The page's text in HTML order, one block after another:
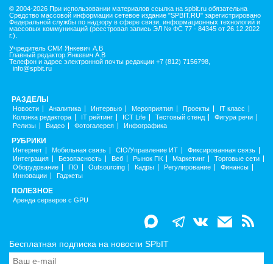
© 2004-2026 При использовании материалов ссылка на spbit.ru обязательна
Средство массовой информации сетевое издание "SPBIT.RU" зарегистрировано
Федеральной службы по надзору в сфере связи, информационных технологий и
массовых коммуникаций (реестровая запись ЭЛ № ФС 77 - 84345 от 26.12.2022
г.).
Учредитель СМИ Янкевич А.В
Главный редактор Янкевич А.В
Телефон и адрес электронной почты редакции +7 (812) 7156798,
info@spbit.ru
РАЗДЕЛЫ
Новости Аналитика Интервью Мероприятия Проекты
IT класс
Колонка редактора
IT рейтинг ICT Life Тестовый стенд
Фигура речи
Релизы
Видео Фотогалерея Инфографика
РУБРИКИ
Интернет Мобильная связь CIO/Управление ИТ
Фиксированная связь
Интеграция
Безопасность Веб Рынок ПК Маркетинг
Торговые сети
Оборудование
ПО Outsourcing Кадры Регулирование
Финансы
Инновации
Гаджеты
ПОЛЕЗНОЕ
Аренда серверов с GPU
Бесплатная подписка на новости SPbIT